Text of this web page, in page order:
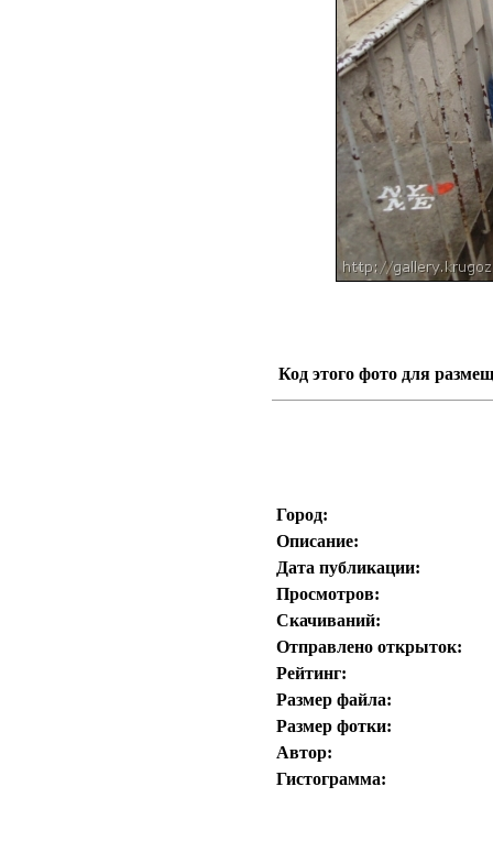
Код этого фото для
Город:
Описание:
Дата публикации:
Просмотров:
Скачиваний:
Отправлено открыток:
Рейтинг:
Размер файла:
Размер фотки:
Автор:
Гистограмма: